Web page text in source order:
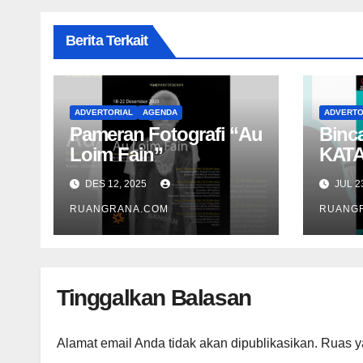
Berita Terkait
ADVERTORIAL AGENDA
Pameran Fotografi “Au
Loim Fain”
DES 12, 2025
RUANGRANA.COM
JUL
Tinggalkan Balasan
Alamat email Anda tidak akan dipublikasikan. Ruas